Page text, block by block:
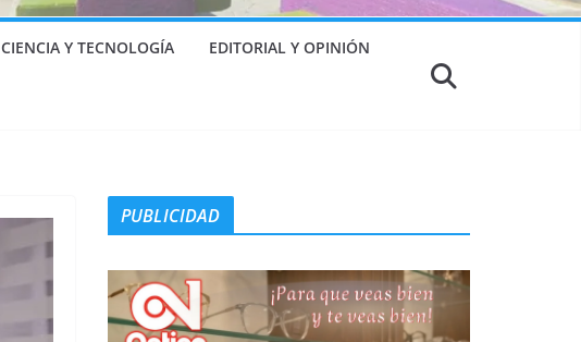
CIENCIA Y TECNOLOGÍA EDITORIAL Y OPINIÓN
PUBLICIDAD